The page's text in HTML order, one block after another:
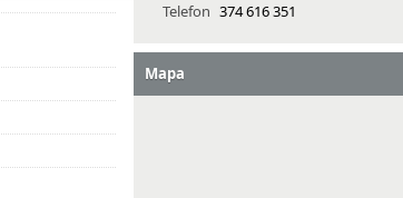
Telefon 374 616 351
Mapa